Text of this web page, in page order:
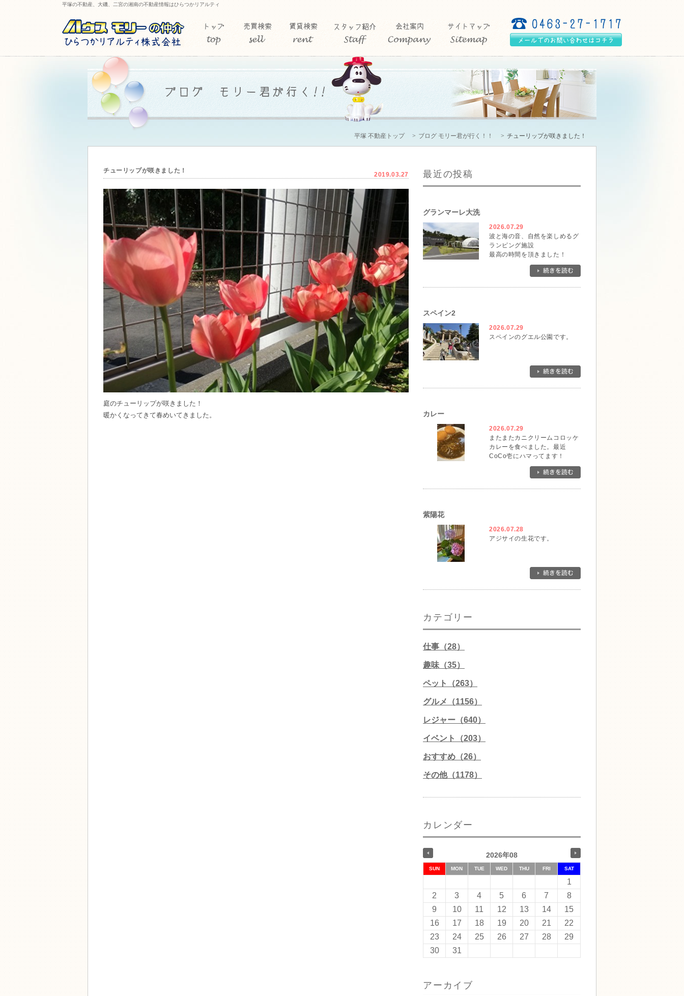
平塚の不動産、大磯、二宮の湘南の不動産情報はひらつかリアルティ
平塚 不動産トップ ブログ モリー君が行く！！ チューリップが咲きました！
チューリップが咲きました！
2019.03.27
庭のチューリップが咲きました！
暖かくなってきて春めいてきました。
最近の投稿
グランマーレ大洗
2026.07.29
波と海の音、自然を楽しめるグ
ランピング施設
最高の時間を頂きました！
スペイン2
2026.07.29
スペインのグエル公園です。
カレー
2026.07.29
またまたカニクリームコロッケ
カレーを食べました。最近
CoCo壱にハマってます！
紫陽花
2026.07.28
アジサイの生花です。
カテゴリー
仕事（28）
趣味（35）
ペット（263）
グルメ（1156）
レジャー（640）
イベント（203）
おすすめ（26）
その他（1178）
カレンダー
2026年08
SUN MON TUE WED THU FRI SAT
1
2
3 4 5 6 7
8
9
10 11 12 13 14
15
16
17 18 19 20 21
22
23
24 25 26 27 28
29
30
31
アーカイブ